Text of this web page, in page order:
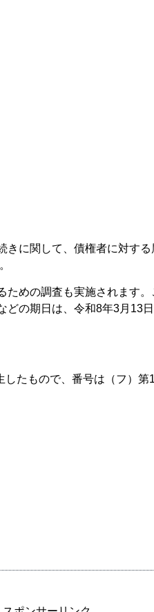
きに関して、債権者に対す
ための調査も実施されます
どの期日は、令和8年3月13
たもので、番号は（フ）第